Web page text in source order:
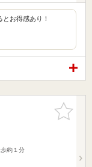
お得感あり！
お気に入
りに追加
約１分